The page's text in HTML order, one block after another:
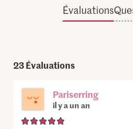
Évaluations
23Évaluations
Pariserring
il y a un an